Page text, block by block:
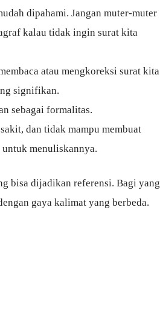
dipahami. Jangan muter-muter
kalau tidak ingin surat kita
atau mengkoreksi surat kita
signifikan.
sebagai formalitas.
dan tidak mampu membuat
menuliskannya.
bisa dijadikan referensi. Bagi yang
gaya kalimat yang berbeda.